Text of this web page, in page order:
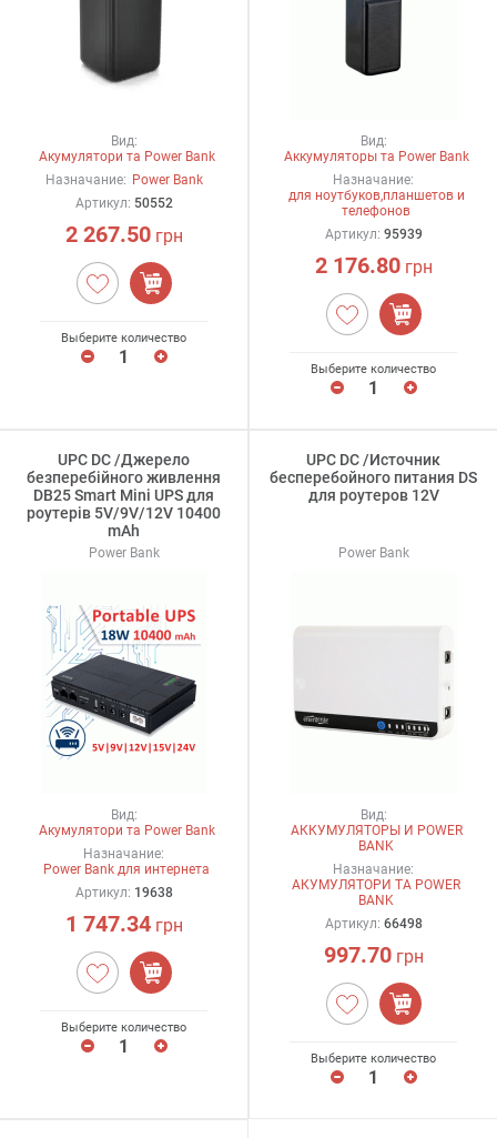
Вид:
Акумулятори та Power Bank
Назначание: Power Bank
Артикул: 50552
2 267.50грн
Выберите количество
Вид:
Аккумуляторы та Power Bank
Назначание:
для ноутбуков,планшетов и
телефонов
Артикул: 95939
2 176.80грн
Выберите количество
UPC DC /Джерело
безперебійного живлення
DB25 Smart Mini UPS для
роутерів 5V/9V/12V 10400
mAh
Power Bank
Вид:
Акумулятори та Power Bank
Назначание:
Power Bank для интернета
Артикул: 19638
1 747.34грн
Выберите количество
UPC DC /Источник
бесперебойного питания DS
для роутеров 12V
Power Bank
Вид:
АККУМУЛЯТОРЫ И POWER
BANK
Назначание:
АКУМУЛЯТОРИ ТА POWER
BANK
Артикул: 66498
997.70грн
Выберите количество